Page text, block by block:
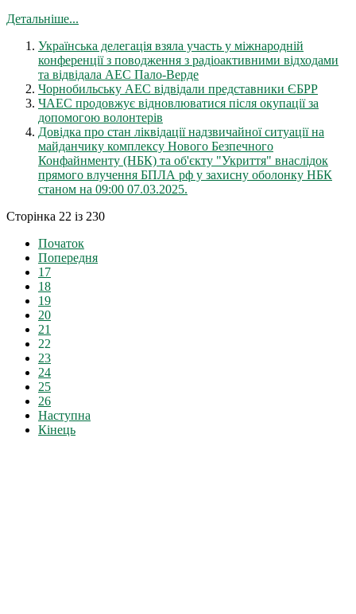
Детальніше...
Українська делегація взяла участь у міжнародній
конференції з поводження з радіоактивними відходами
та відвідала АЕС Пало-Верде
Чорнобильську АЕС відвідали представники ЄБРР
ЧАЕС продовжує відновлюватися після окупації за
допомогою волонтерів
Довідка про стан ліквідації надзвичайної ситуації на
майданчику комплексу Нового Безпечного
Конфайнменту (НБК) та об'єкту "Укриття" внаслідок
прямого влучення БПЛА рф у захисну оболонку НБК
станом на 09:00 07.03.2025.
Сторінка 22 із 230
Початок
Попередня
17
18
19
20
21
22
23
24
25
26
Наступна
Кінець